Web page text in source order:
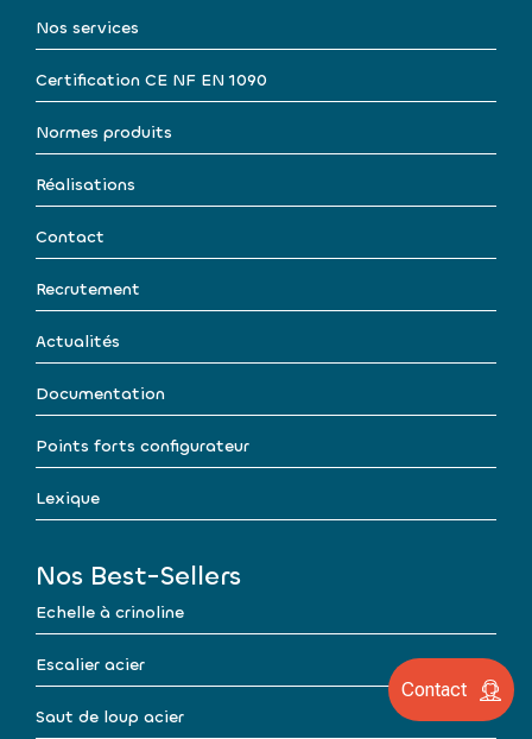
Contact
Nos services
Certification CE NF EN 1090
Normes produits
Réalisations
Contact
Recrutement
Actualités
Documentation
Points forts configurateur
Lexique
Nos Best-Sellers
Echelle à crinoline
Escalier acier
Saut de loup acier